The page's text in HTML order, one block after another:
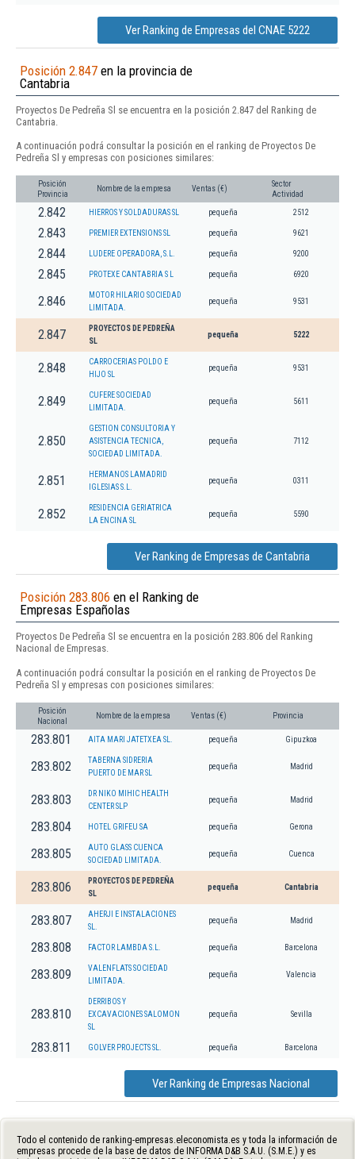
Ver Ranking de Empresas del CNAE 5222
Posición 2.847 en la provincia de
Cantabria
Proyectos De Pedreña Sl se encuentra en la posición 2.847 del Ranking de
Cantabria.
A continuación podrá consultar la posición en el ranking de Proyectos De
Pedreña Sl y empresas con posiciones similares:
Posición
Provincia
Nombre de la empresa Ventas (€)
Sector
Actividad
2.842 HIERROS Y SOLDADURAS SL pequeña 2512
2.843 PREMIER EXTENSIONS SL pequeña 9621
2.844 LUDERE OPERADORA, S.L. pequeña 9200
2.845 PROTEXE CANTABRIA S L pequeña 6920
2.846
MOTOR HILARIO SOCIEDAD
LIMITADA.
pequeña 9531
2.847
PROYECTOS DE PEDREÑA
SL
pequeña 5222
2.848
CARROCERIAS POLDO E
HIJO SL
pequeña 9531
2.849
CUFERE SOCIEDAD
LIMITADA.
pequeña 5611
2.850
GESTION CONSULTORIA Y
ASISTENCIA TECNICA,
SOCIEDAD LIMITADA.
pequeña 7112
2.851
HERMANOS LAMADRID
IGLESIAS S.L.
pequeña 0311
2.852
RESIDENCIA GERIATRICA
LA ENCINA SL
pequeña 5590
Ver Ranking de Empresas de Cantabria
Posición 283.806 en el Ranking de
Empresas Españolas
Proyectos De Pedreña Sl se encuentra en la posición 283.806 del Ranking
Nacional de Empresas.
A continuación podrá consultar la posición en el ranking de Proyectos De
Pedreña Sl y empresas con posiciones similares:
Posición
Nacional
Nombre de la empresa Ventas (€) Provincia
283.801 AITA MARI JATETXEA SL. pequeña Gipuzkoa
283.802
TABERNA SIDRERIA
PUERTO DE MAR SL
pequeña Madrid
283.803
DR NIKO MIHIC HEALTH
CENTER SLP
pequeña Madrid
283.804 HOTEL GRIFEU SA pequeña Gerona
283.805
AUTO GLASS CUENCA
SOCIEDAD LIMITADA.
pequeña Cuenca
283.806
PROYECTOS DE PEDREÑA
SL
pequeña Cantabria
283.807
AHERJI E INSTALACIONES
SL.
pequeña Madrid
283.808 FACTOR LAMBDA S.L. pequeña Barcelona
283.809
VALENFLATS SOCIEDAD
LIMITADA.
pequeña Valencia
283.810
DERRIBOS Y
EXCAVACIONES SALOMON
SL
pequeña Sevilla
283.811 GOLVER PROJECTS SL. pequeña Barcelona
Ver Ranking de Empresas Nacional
Todo el contenido de ranking-empresas.eleconomista.es y toda la información de
empresas procede de la base de datos de INFORMA D&B S.A.U. (S.M.E.) y es